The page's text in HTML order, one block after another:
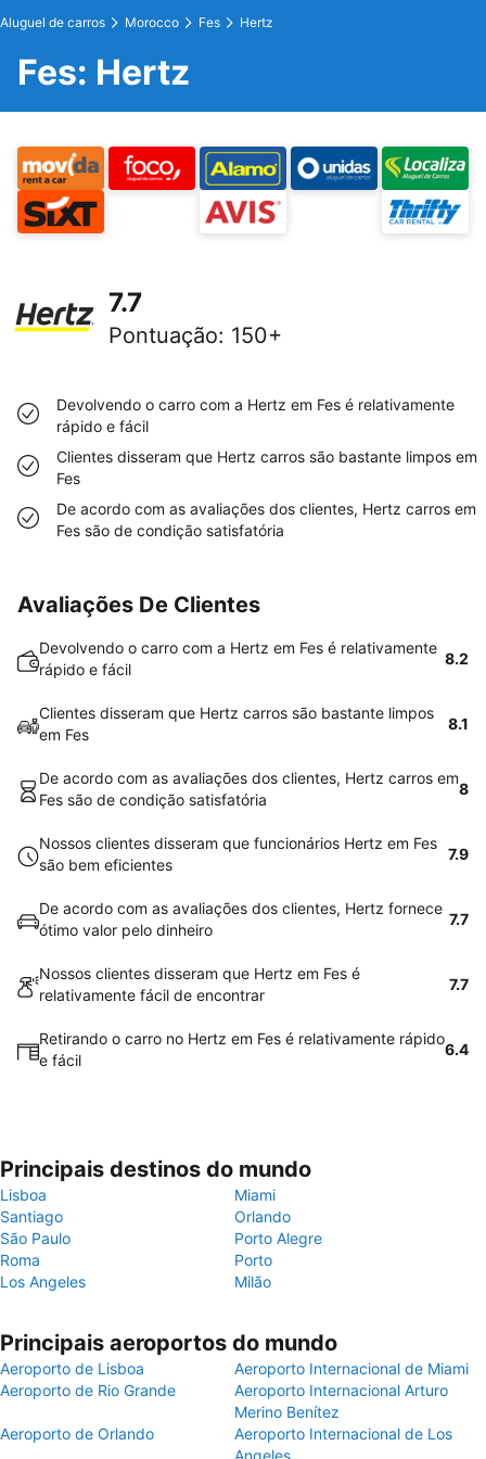
Aluguel de carros Morocco Fes Hertz
Fes: Hertz
7.7
Pontuação: 150+
Devolvendo o carro com a Hertz em Fes é relativamente
rápido e fácil
Clientes disseram que Hertz carros são bastante limpos em
Fes
De acordo com as avaliações dos clientes, Hertz carros em
Fes são de condição satisfatória
Avaliações De Clientes
Devolvendo o carro com a Hertz em Fes é relativamente
rápido e fácil
8.2
Clientes disseram que Hertz carros são bastante limpos
em Fes
8.1
De acordo com as avaliações dos clientes, Hertz carros em
Fes são de condição satisfatória
8
Nossos clientes disseram que funcionários Hertz em Fes
são bem eficientes
7.9
De acordo com as avaliações dos clientes, Hertz fornece
ótimo valor pelo dinheiro
7.7
Nossos clientes disseram que Hertz em Fes é
relativamente fácil de encontrar
7.7
Retirando o carro no Hertz em Fes é relativamente rápido
e fácil
6.4
Principais destinos do mundo
Lisboa
Miami
Santiago
Orlando
São Paulo
Porto Alegre
Roma
Porto
Los Angeles
Milão
Principais aeroportos do mundo
Aeroporto de Lisboa
Aeroporto Internacional de Miami
Aeroporto de Rio Grande
Aeroporto Internacional Arturo
Merino Benítez
Aeroporto de Orlando
Aeroporto Internacional de Los
Angeles